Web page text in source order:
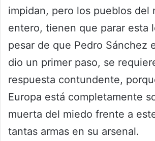
impidan, pero los pueblos del
entero, tienen que parar esta
pesar de que Pedro Sánchez
dio un primer paso, se
respuesta contundente,
Europa está completamente
muerta del miedo frente a
tantas armas en su arsenal.